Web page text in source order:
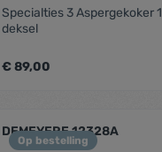
Specialties 3 Aspergekoker
deksel
€ 89,00
Op bestelling
DEMEYERE 12328A